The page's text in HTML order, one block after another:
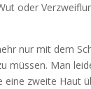
oder
nur mit dem
müssen. Man
zweite Haut